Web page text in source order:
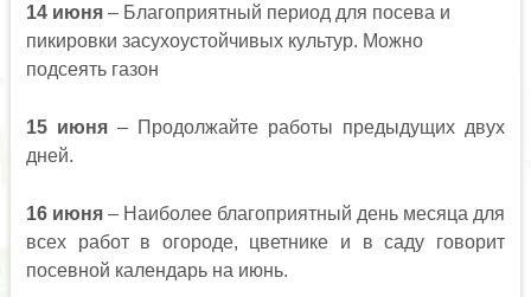
14 июня– Благоприятный период для посева и
пикировки засухоустойчивых культур. Можно
подсеять газон
15 июня– Продолжайте работы предыдущих двух
дней.
16 июня– Наиболее благоприятный день месяца для
всех работ в огороде, цветнике и в саду говорит
посевной календарь на июнь.